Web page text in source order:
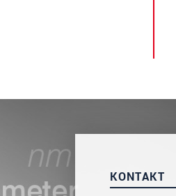
KONTAKT
údajů